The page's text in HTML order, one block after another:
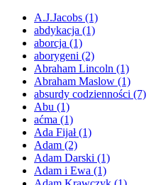
A.J.Jacobs (1)
abdykacja (1)
aborcja (1)
aborygeni (2)
Abraham Lincoln (1)
Abraham Maslow (1)
absurdy codzienności (7)
Abu (1)
aćma (1)
Ada Fijał(1)
Adam (2)
Adam Darski (1)
Adam i Ewa (1)